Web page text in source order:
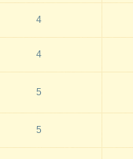
4
4
5
5